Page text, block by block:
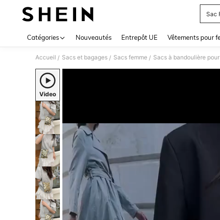
Sac
Catégories Nouveautés Entrepôt UE Vêtements pour
Accueil / Sacs et bagages / Sacs femme / Sacs à bandoulière
Video